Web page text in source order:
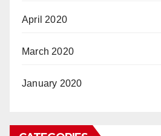
April 2020
March 2020
January 2020